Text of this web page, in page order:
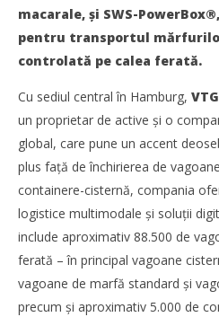
NOW
VTG AG, soluţii inovatoare
prezentate la TransLogistica
Alexandru
Ionescu
macarale, şi SWS-
pentru transportul
controlată pe calea ferată.
Cu sediul central în Hamburg,
un proprietar de active și o
global, care pune un accent
plus față de închirierea de
containere-cisternă, compania
logistice multimodale și soluții
include aproximativ 88.500 de
ferată – în principal vagoane
vagoane de marfă standard și
precum și aproximativ 5.000 de